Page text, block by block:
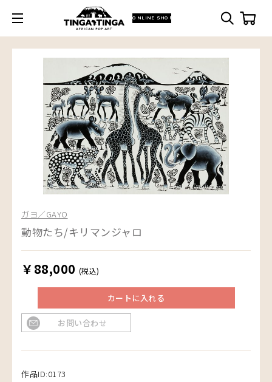
ONLINE SHOP
ガヨ／GAYO
動物たち/キリマンジャロ
￥88,000 (税込)
カートに入れる
お問い合わせ
作品ID:0173